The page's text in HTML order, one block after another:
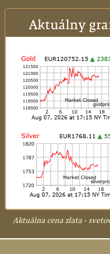
Aktuálna cena zlata -